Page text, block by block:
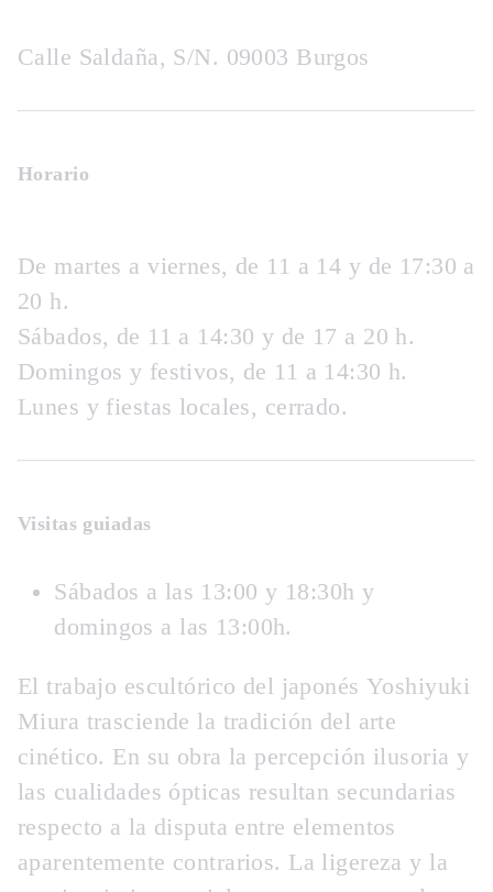
Calle Saldaña, S/N. 09003 Burgos
Horario
De martes a viernes, de 11 a 14 y de 17:30 a
20 h.
Sábados, de 11 a 14:30 y de 17 a 20 h.
Domingos y festivos, de 11 a 14:30 h.
Lunes y fiestas locales, cerrado.
Visitas guiadas
Sábados a las 13:00 y 18:30h y
domingos a las 13:00h.
El trabajo escultórico del japonésYoshiyuki
Miura trasciende la tradición del arte
cinético. En su obra la percepción ilusoria y
las cualidades ópticas resultan secundarias
respecto a la disputa entre elementos
aparentemente contrarios. La ligereza y la